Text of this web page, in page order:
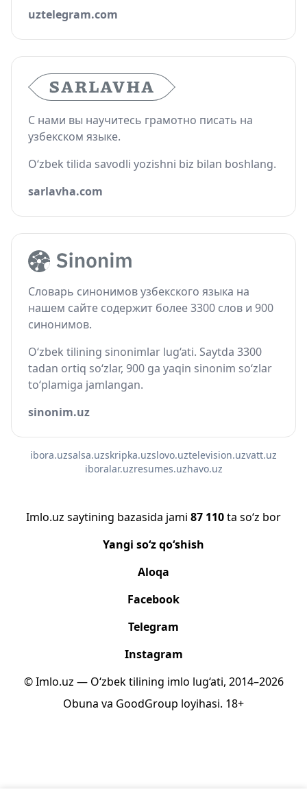
uztelegram.com
С нами вы научитесь грамотно писать на
узбекском языке.
O‘zbek tilida savodli yozishni biz bilan boshlang.
sarlavha.com
Словарь синонимов узбекского языка на
нашем сайте содержит более 3300 слов и 900
синонимов.
O‘zbek tilining sinonimlar lug‘ati. Saytda 3300
tadan ortiq so‘zlar, 900 ga yaqin sinonim so‘zlar
to‘plamiga jamlangan.
sinonim.uz
ibora.uzsalsa.uzskripka.uzslovo.uztelevision.uzvatt.uz
iboralar.uzresumes.uzhavo.uz
Imlo.uz saytining bazasida jami 87 110ta so‘z bor
Yangi so‘z qo‘shish
Aloqa
Facebook
Telegram
Instagram
© Imlo.uz — O‘zbek tilining imlo lug‘ati, 2014–2026
Obuna va GoodGroup loyihasi. 18+